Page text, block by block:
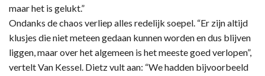
maar het is gelukt.”
Ondanks de chaos verliep alles redelijk soepel. “Er zijn altijd
klusjes die niet meteen gedaan kunnen worden en dus blijven
liggen, maar over het algemeen is het meeste goed verlopen”,
vertelt Van Kessel. Dietz vult aan: “We hadden bijvoorbeeld